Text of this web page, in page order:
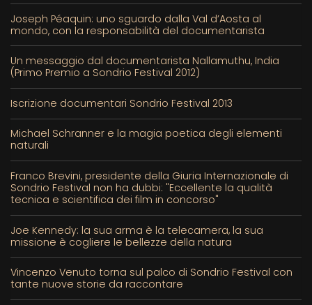
Joseph Péaquin: uno sguardo dalla Val d’Aosta al
mondo, con la responsabilità del documentarista
Un messaggio dal documentarista Nallamuthu, India
(Primo Premio a Sondrio Festival 2012)
Iscrizione documentari Sondrio Festival 2013
Michael Schranner e la magia poetica degli elementi
naturali
Franco Brevini, presidente della Giuria Internazionale di
Sondrio Festival non ha dubbi: "Eccellente la qualità
tecnica e scientifica dei film in concorso"
Joe Kennedy: la sua arma è la telecamera, la sua
missione è cogliere le bellezze della natura
Vincenzo Venuto torna sul palco di Sondrio Festival con
tante nuove storie da raccontare